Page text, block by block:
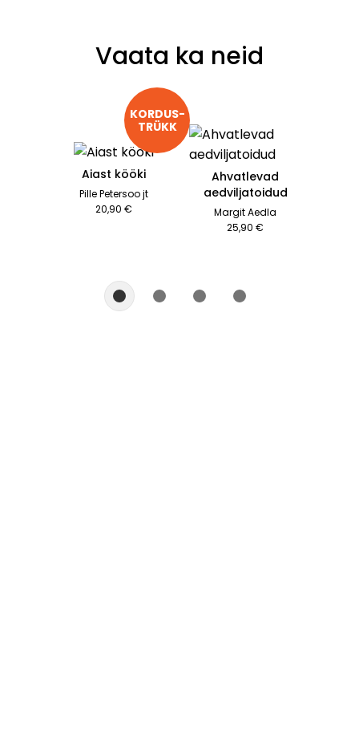
Vaata ka neid
Aiast kööki
Pille Petersoo jt
20,90 €
KORDUS-
TRÜKK
Ahvatlevad
aedviljatoidud
Margit Aedla
25,90 €